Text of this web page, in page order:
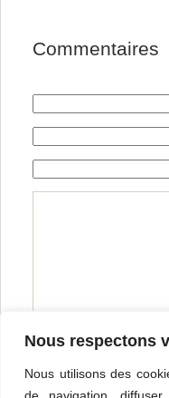
Nous respectons
Nous utilisons des
Commentaires